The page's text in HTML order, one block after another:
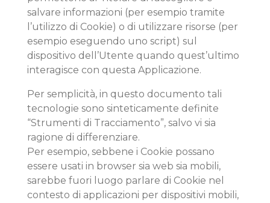
salvare informazioni (per esempio tramite
l’utilizzo di Cookie) o di utilizzare risorse (per
esempio eseguendo uno script) sul
dispositivo dell’Utente quando quest’ultimo
interagisce con questa Applicazione.
Per semplicità, in questo documento tali
tecnologie sono sinteticamente definite
“Strumenti di Tracciamento”, salvo vi sia
ragione di differenziare.
Per esempio, sebbene i Cookie possano
essere usati in browser sia web sia mobili,
sarebbe fuori luogo parlare di Cookie nel
contesto di applicazioni per dispositivi mobili,